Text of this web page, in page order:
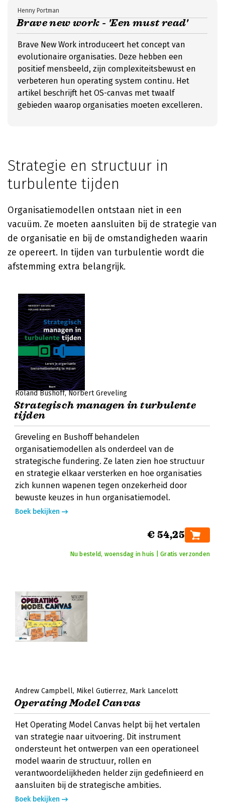
Brave new work - 'Een must read'
Henny Portman
Brave New Work introduceert het concept van
evolutionaire organisaties. Deze hebben een
positief mensbeeld, zijn complexiteitsbewust en
verbeteren hun operating system continu. Het
artikel beschrijft het OS-canvas met twaalf
gebieden waarop organisaties moeten excelleren.
Strategie en structuur in
turbulente tijden
Organisatiemodellen ontstaan niet in een
vacuüm. Ze moeten aansluiten bij de strategie van
de organisatie en bij de omstandigheden waarin
ze opereert. In tijden van turbulentie wordt die
afstemming extra belangrijk.
Roland Bushoff Norbert Greveling
Strategisch managen in turbulente
tijden
Greveling en Bushoff behandelen
organisatiemodellen als onderdeel van de
strategische fundering. Ze laten zien hoe structuur
en strategie elkaar versterken en hoe organisaties
zich kunnen wapenen tegen onzekerheid door
bewuste keuzes in hun organisatiemodel.
Boek bekijken
€ 54,25
Nu besteld, woensdag in huis | Gratis verzonden
Andrew Campbell Mikel Gutierrez Mark Lancelott
Operating Model Canvas
Het Operating Model Canvas helpt bij het vertalen
van strategie naar uitvoering. Dit instrument
ondersteunt het ontwerpen van een operationeel
model waarin de structuur, rollen en
verantwoordelijkheden helder zijn gedefinieerd en
aansluiten bij de strategische ambities.
Boek bekijken